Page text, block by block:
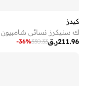
كيدز
ر.ق211.96
330.33
-36%